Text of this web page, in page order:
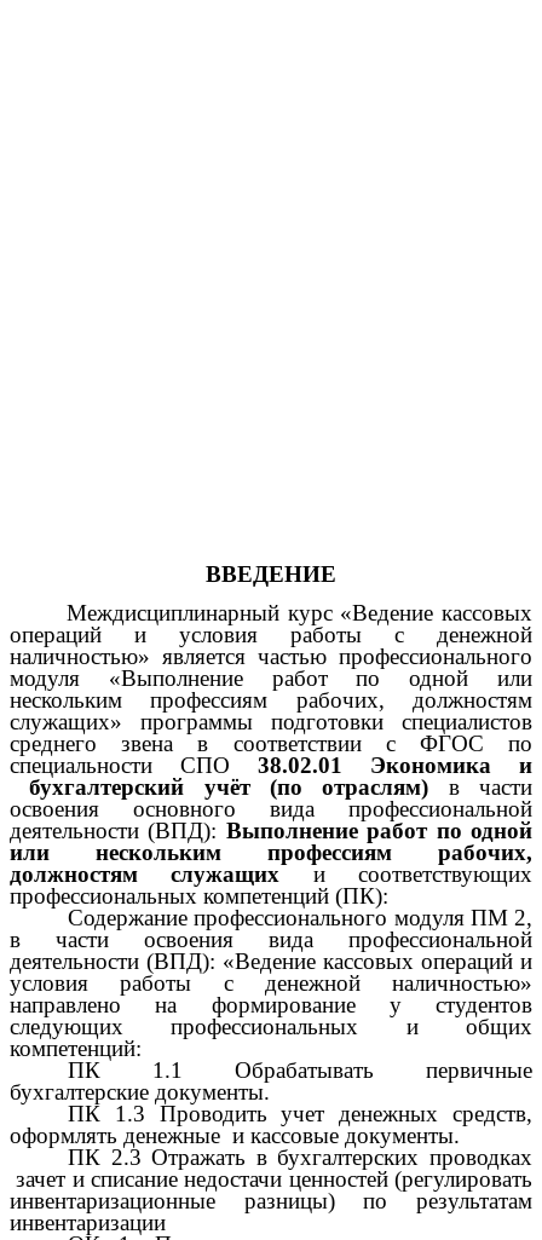
ВВЕДЕНИЕ
Междисциплинарный курс «Ведение кассовых
операций и условия работы с денежной
наличностью» является частью профессионального
модуля «Выполнение работ по одной или
нескольким профессиям рабочих, должностям
служащих» программы подготовки специалистов
среднего звена в соответствии с ФГОС по
специальности СПО 38.02.01 Экономика и
бухгалтерский учёт (по отраслям) в части
освоения основного вида профессиональной
деятельности (ВПД): Выполнение работ по одной
или нескольким профессиям рабочих,
должностям служащих и соответствующих
профессиональных компетенций (ПК):
Содержание профессионального модуля ПМ 2,
в части освоения вида профессиональной
деятельности (ВПД): «Ведение кассовых операций и
условия работы с денежной наличностью»
направлено на формирование у студентов
следующих профессиональных и общих
компетенций:
ПК 1.1 Обрабатывать первичные
бухгалтерские документы.
ПК 1.3 Проводить учет денежных средств,
оформлять денежные и кассовые документы.
ПК 2.3 Отражать в бухгалтерских проводках
зачет и списание недостачи ценностей (регулировать
инвентаризационные разницы) по результатам
инвентаризации